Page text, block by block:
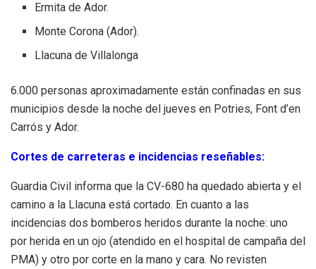
Ermita de Ador.
Monte Corona (Ador).
Llacuna de Villalonga
6.000 personas aproximadamente están confinadas en sus
municipios desde la noche del jueves en Potries, Font d’en
Carrós y Ador.
Cortes de carreteras e incidencias reseñables:
Guardia Civil informa que la CV-680 ha quedado abierta y el
camino a la Llacuna está cortado. En cuanto a las
incidencias dos bomberos heridos durante la noche: uno
por herida en un ojo (atendido en el hospital de campaña del
PMA) y otro por corte en la mano y cara. No revisten